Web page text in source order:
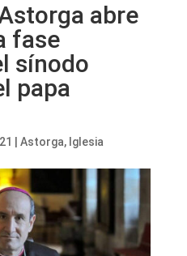
abre
fase
sínodo
papa
Astorga, Iglesia